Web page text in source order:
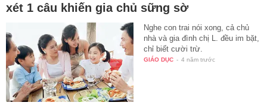
xét 1 câu khiến gia chủ sững sờ
Nghe con trai nói xong, cả chủ
nhà và gia đình chị L. đều im bặt,
chỉ biết cười trừ.
GIÁO DỤC - 4 năm trước